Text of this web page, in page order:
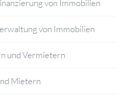
von Immobilien
von Immobilien
und Vermietern
Mietern